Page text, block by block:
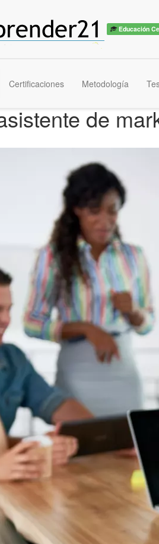
Educación
Certificaciones Metodología
de